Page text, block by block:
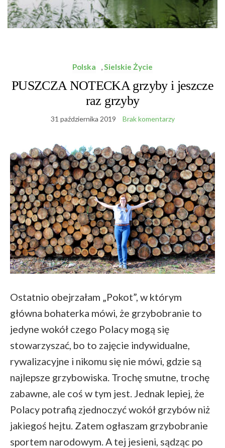
Polska ,Sielskie Życie
PUSZCZA NOTECKA grzyby i jeszcze
raz grzyby
31 października 2019 Brak komentarzy
Ostatnio obejrzałam „Pokot”, w którym
główna bohaterka mówi, że grzybobranie to
jedyne wokół czego Polacy mogą się
stowarzyszać, bo to zajęcie indywidualne,
rywalizacyjne i nikomu się nie mówi, gdzie są
najlepsze grzybowiska. Trochę smutne, trochę
zabawne, ale coś w tym jest. Jednak lepiej, że
Polacy potrafią zjednoczyć wokół grzybów niż
jakiegoś hejtu. Zatem ogłaszam grzybobranie
sportem narodowym. A tej jesieni, sądząc po